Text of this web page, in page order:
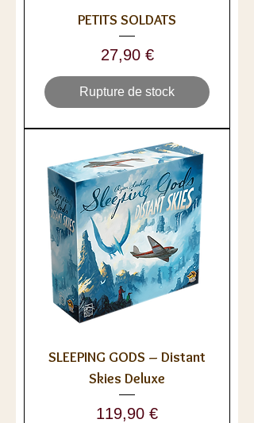
PETITS SOLDATS
Prix
27,90 €
Rupture de stock
SLEEPING GODS – Distant
Skies Deluxe
Prix
119,90 €